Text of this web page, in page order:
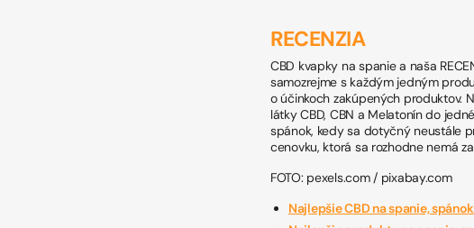
RECENZIA
CBD kvapky na spanie a naša
samozrejme s každým jedným
o účinkoch zakúpených produktov.
látky CBD, CBN a Melatonín do
spánok, kedy sa dotyčný neustále
cenovku, ktorá sa rozhodne nemá
FOTO: pexels.com / pixabay.com
Najlepšie CBD na spanie,